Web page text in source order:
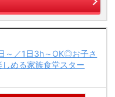
～／1日3h～OK◎お子さ
める家族食堂スター